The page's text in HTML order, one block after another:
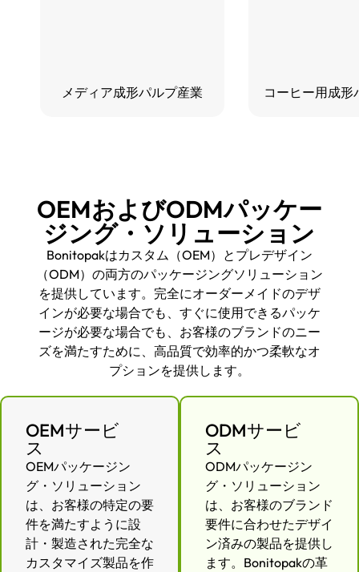
メディア成形パルプ産業 コーヒー用成形
OEMおよびODMパッケー
ジング・ソリューション
Bonitopakはカスタム（OEM）とプレデザイン
（ODM）の両方のパッケージングソリューション
を提供しています。完全にオーダーメイドのデザ
インが必要な場合でも、すぐに使用できるパッケ
ージが必要な場合でも、お客様のブランドのニー
ズを満たすために、高品質で効率的かつ柔軟なオ
プションを提供します。
OEMサービ
ス
OEMパッケージン
グ・ソリューション
は、お客様の特定の要
件を満たすように設
計・製造された完全な
カスタマイズ製品を作
ODMサービ
ス
ODMパッケージン
グ・ソリューション
は、お客様のブランド
要件に合わせたデザイ
ン済みの製品を提供し
ます。Bonitopakの革